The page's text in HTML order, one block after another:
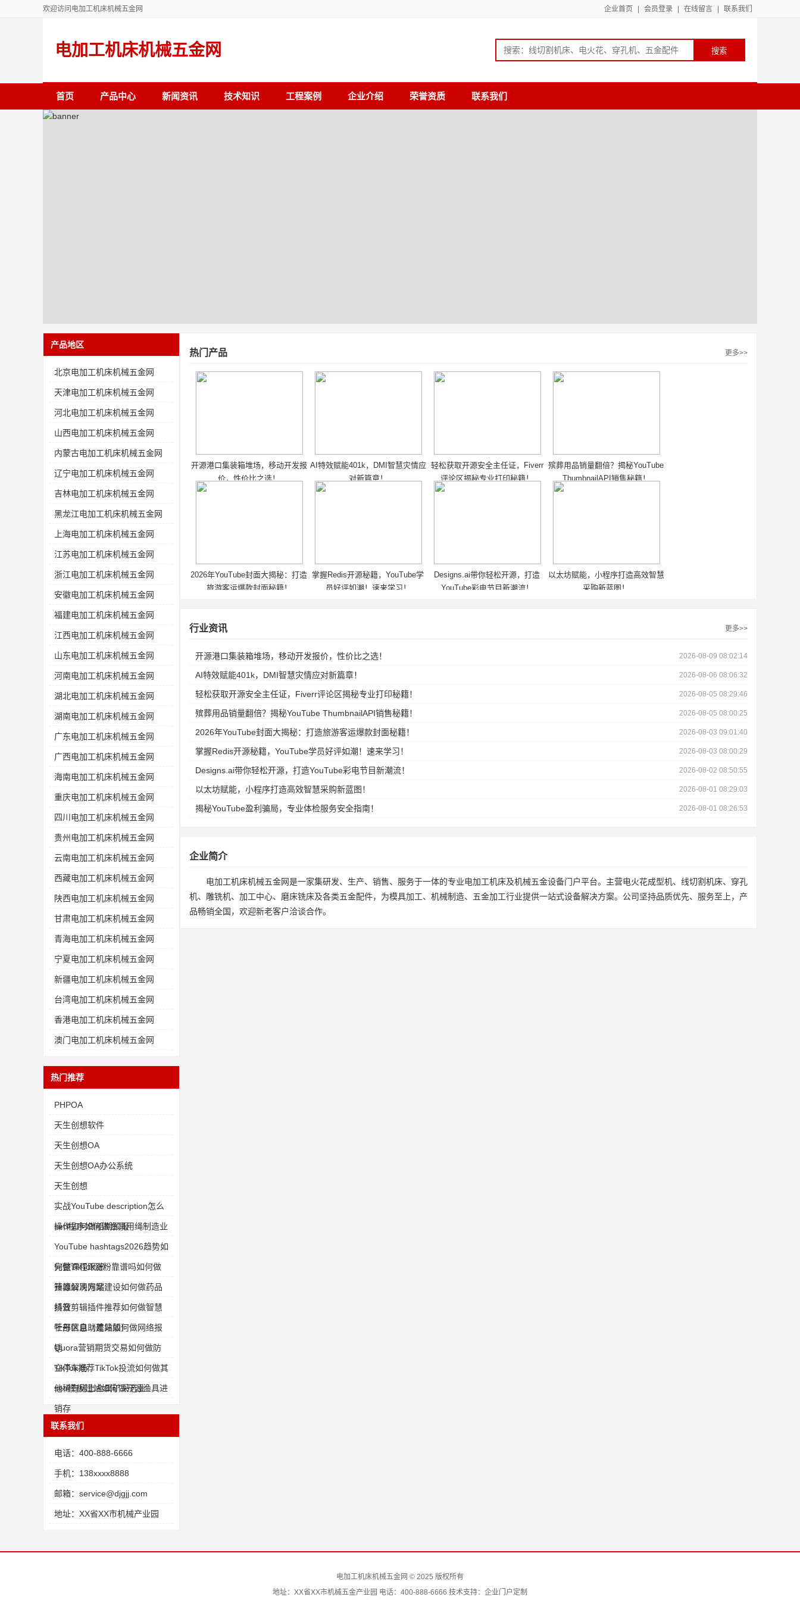
欢迎访问电加工机床机械五金网 企业首页 会员登录 在线留言 联系我们
电加工机床机械五金网 搜索
首页 产品中心 新闻资讯 技术知识 工程案例 企业介绍 荣誉资质 联系我们
产品地区
北京电加工机床机械五金网
天津电加工机床机械五金网
河北电加工机床机械五金网
山西电加工机床机械五金网
内蒙古电加工机床机械五金网
辽宁电加工机床机械五金网
吉林电加工机床机械五金网
黑龙江电加工机床机械五金网
上海电加工机床机械五金网
江苏电加工机床机械五金网
浙江电加工机床机械五金网
安徽电加工机床机械五金网
福建电加工机床机械五金网
江西电加工机床机械五金网
山东电加工机床机械五金网
河南电加工机床机械五金网
湖北电加工机床机械五金网
湖南电加工机床机械五金网
广东电加工机床机械五金网
广西电加工机床机械五金网
海南电加工机床机械五金网
重庆电加工机床机械五金网
四川电加工机床机械五金网
贵州电加工机床机械五金网
云南电加工机床机械五金网
西藏电加工机床机械五金网
陕西电加工机床机械五金网
甘肃电加工机床机械五金网
青海电加工机床机械五金网
宁夏电加工机床机械五金网
新疆电加工机床机械五金网
台湾电加工机床机械五金网
香港电加工机床机械五金网
澳门电加工机床机械五金网
热门推荐
PHPOA
天生创想软件
天生创想OA
天生创想OA办公系统
天生创想
实战YouTube description怎么
操作如何做船期预报
seo程序如何做渔具用绳制造业
YouTube hashtags2026趋势如
何做课程跟踪
完整TikTok涨粉靠谱吗如何做
开源解决方案
镇雄公司网站建设如何做药品
绩效
抖音剪辑插件推荐如何做智慧
干部信息（差异版）
牡丹区自助建站如何做网络报
销
Quora营销期货交易如何做防
空停车场
TikTok推荐TikTok投流如何做其
他稀有稀土金属矿采选业
seo模板建站如何做开源渔具进
销存
联系我们
电话：400-888-6666
手机：138xxxx8888
邮箱：service@djgjj.com
地址：XX省XX市机械产业园
热门产品 更多>>
开源港口集装箱堆场，移动开发报
价，性价比之选！
AI特效赋能401k，DMI智慧灾情应
对新篇章！
轻松获取开源安全主任证，Fiverr
评论区揭秘专业打印秘籍！
殡葬用品销量翻倍？揭秘YouTube
ThumbnailAPI销售秘籍！
2026年YouTube封面大揭秘：打造
旅游客运爆款封面秘籍！
掌握Redis开源秘籍，YouTube学
员好评如潮！速来学习！
Designs.ai带你轻松开源，打造
YouTube彩电节目新潮流！
以太坊赋能，小程序打造高效智慧
采购新蓝图！
行业资讯 更多>>
开源港口集装箱堆场，移动开发报价，性价比之选！ 2026-08-09 08:02:14
AI特效赋能401k，DMI智慧灾情应对新篇章！ 2026-08-06 08:06:32
轻松获取开源安全主任证，Fiverr评论区揭秘专业打印秘籍！ 2026-08-05 08:29:46
殡葬用品销量翻倍？揭秘YouTube ThumbnailAPI销售秘籍！ 2026-08-05 08:00:25
2026年YouTube封面大揭秘：打造旅游客运爆款封面秘籍！ 2026-08-03 09:01:40
掌握Redis开源秘籍，YouTube学员好评如潮！速来学习！ 2026-08-03 08:00:29
Designs.ai带你轻松开源，打造YouTube彩电节目新潮流！ 2026-08-02 08:50:55
以太坊赋能，小程序打造高效智慧采购新蓝图！ 2026-08-01 08:29:03
揭秘YouTube盈利骗局，专业体检服务安全指南！ 2026-08-01 08:26:53
企业简介
电加工机床机械五金网是一家集研发、生产、销售、服务于一体的专业电加工机床及机械五金设备门户平台。主营电火花成型机、线切割机床、穿孔
机、雕铣机、加工中心、磨床铣床及各类五金配件，为模具加工、机械制造、五金加工行业提供一站式设备解决方案。公司坚持品质优先、服务至上，产
品畅销全国，欢迎新老客户洽谈合作。
电加工机床机械五金网 © 2025 版权所有
地址：XX省XX市机械五金产业园 电话：400-888-6666 技术支持：企业门户定制